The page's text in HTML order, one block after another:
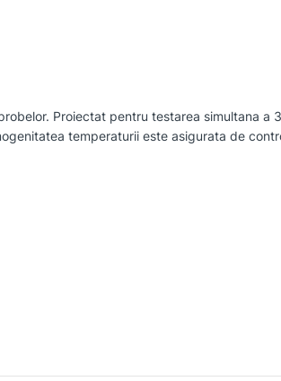
Proiectat pentru testarea simultana
temperaturii este asigurata de